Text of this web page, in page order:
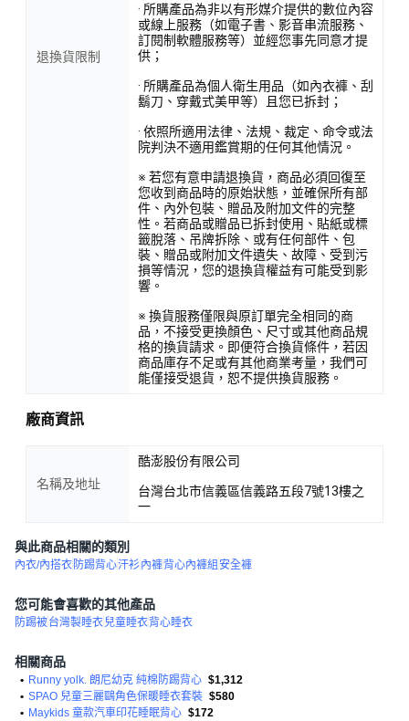
退換貨限制
· 所購產品為非以有形媒介提供的數位內容
或線上服務（如電子書、影音串流服務、
訂閱制軟體服務等）並經您事先同意才提
供；
· 所購產品為個人衛生用品（如內衣褲、刮
鬍刀、穿戴式美甲等）且您已拆封；
· 依照所適用法律、法規、裁定、命令或法
院判決不適用鑑賞期的任何其他情況。
※ 若您有意申請退換貨，商品必須回復至
您收到商品時的原始狀態，並確保所有部
件、內外包裝、贈品及附加文件的完整
性。若商品或贈品已拆封使用、貼紙或標
籤脫落、吊牌拆除、或有任何部件、包
裝、贈品或附加文件遺失、故障、受到污
損等情況，您的退換貨權益有可能受到影
響。
※ 換貨服務僅限與原訂單完全相同的商
品，不接受更換顏色、尺寸或其他商品規
格的換貨請求。即便符合換貨條件，若因
商品庫存不足或有其他商業考量，我們可
能僅接受退貨，恕不提供換貨服務。
廠商資訊
名稱及地址
酷澎股份有限公司
台灣台北市信義區信義路五段7號13樓之
一
與此商品相關的類別
內衣/內搭衣 防踢背心汗衫內褲背心內褲組 安全褲
您可能會喜歡的其他產品
防踢被台灣製睡衣 兒童睡衣背心睡衣
相關商品
• Runny yolk. 朗尼幼克 純棉防踢背心 $1,312
• SPAO 兒童三麗鷗角色保暖睡衣套裝 $580
• Maykids 童款汽車印花睡眠背心 $172